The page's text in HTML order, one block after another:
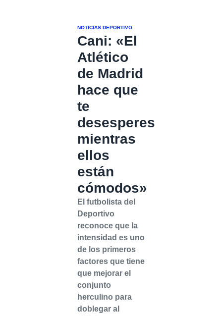
NOTICIAS DEPORTIVO
Cani: «El
Atlético
de Madrid
hace que
te
desesperes
mientras
ellos
están
cómodos»
El futbolista del
Deportivo
reconoce que la
intensidad es uno
de los primeros
factores que tiene
que mejorar el
conjunto
herculino para
doblegar al